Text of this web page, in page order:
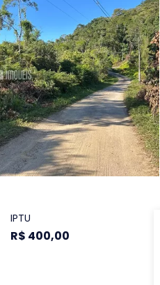
IPTU
R$ 400,00